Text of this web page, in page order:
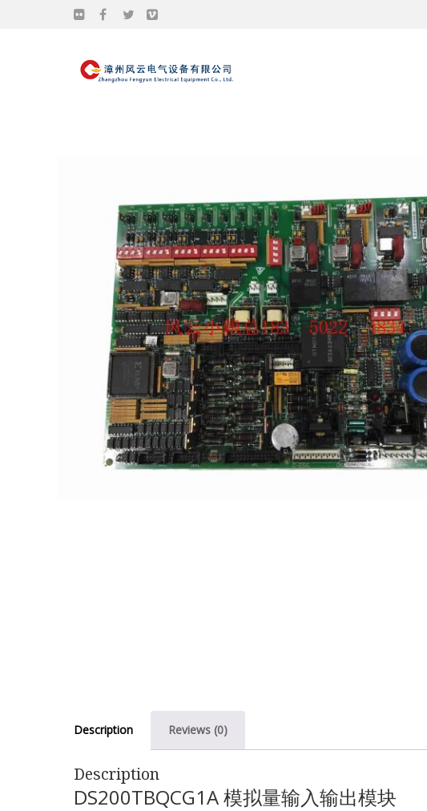
Description Reviews (0)
Description
DS200TBQCG1A 模拟量输入输出模块